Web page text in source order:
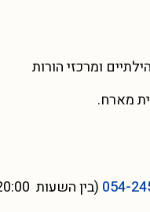
ומרכזי הורות
מארח.
054- (בין השעות 8:00-20:00)